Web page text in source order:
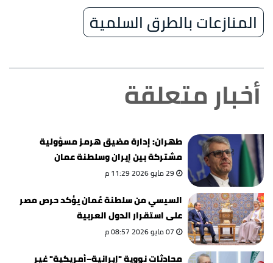
المنازعات بالطرق السلمية
أخبار متعلقة
طهران: إدارة مضيق هرمز مسؤولية
مشتركة بين إيران وسلطنة عمان
29 مايو 2026 11:29 م
السيسي من سلطنة عُمان يؤكد حرص مصر
على استقرار الدول العربية
07 مايو 2026 08:57 م
محادثات نووية "إيرانية–أمريكية" غير